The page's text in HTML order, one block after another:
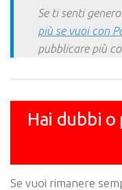
Se ti senti
più se vuoi con
pubblicare più
Hai dubbi
Se vuoi rimanere